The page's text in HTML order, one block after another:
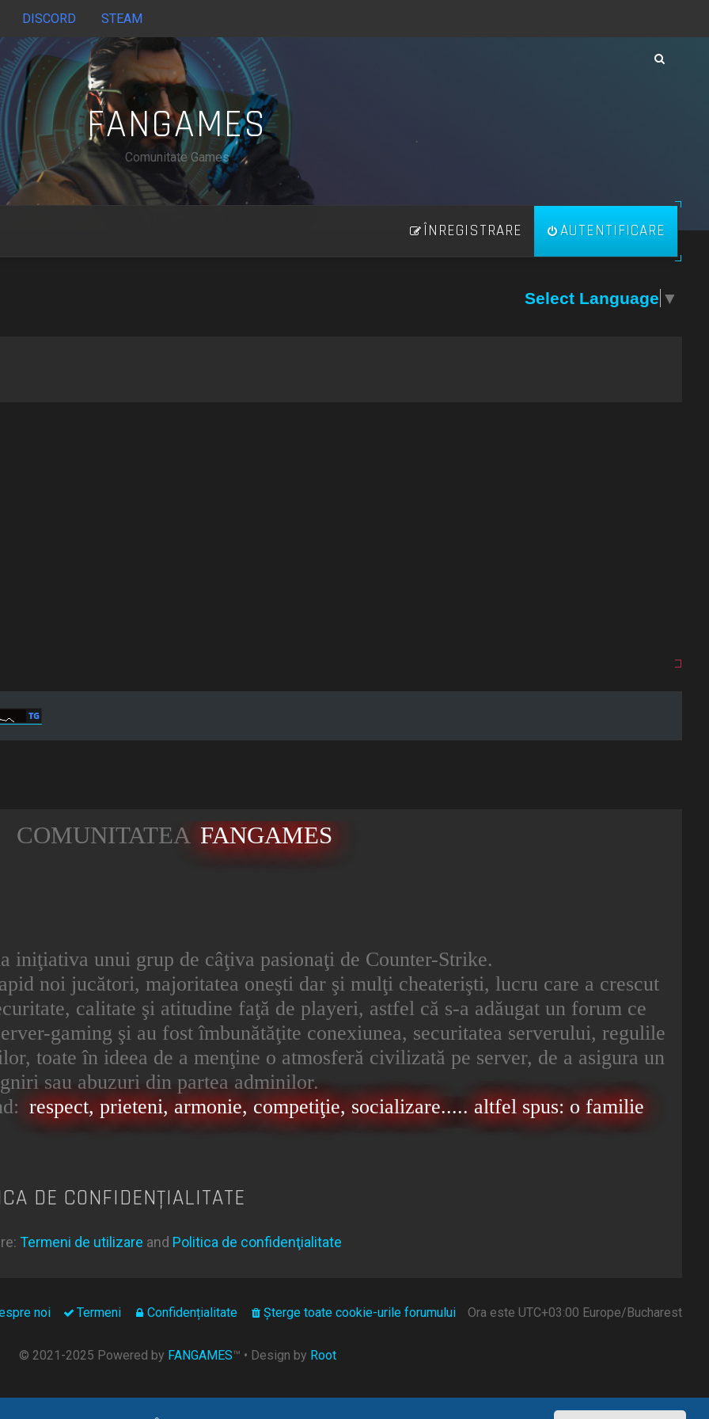
DISCORD STEAM
FANGAMES
Comunitate Games
AUTENTIFICARE
ÎNREGISTRARE
Select Language ▼
COMUNITATEA FANGAMES
iniţiativa unui grup de câţiva pasionaţi de Counter-Strike.
noi jucători, majoritatea oneşti dar şi mulţi cheaterişti, lucru care a crescut
calitate şi atitudine faţă de playeri, astfel că s-a adăugat un forum ce
gaming şi au fost îmbunătăţite conexiunea, securitatea serverului, regulile
toate în ideea de a menţine o atmosferă civilizată pe server, de a asigura un
sau abuzuri din partea adminilor.
respect, prieteni, armonie, competiţie, socializare..... altfel spus: o familie
DE CONFIDENŢIALITATE
Termeni de utilizare and Politica de confidenţialitate
Ora este UTC+03:00 Europe/Bucharest
Şterge toate cookie-urile forumului
Confidențialitate
Termeni
noi
© 2021-2025 Powered by FANGAMES™ • Design by Root